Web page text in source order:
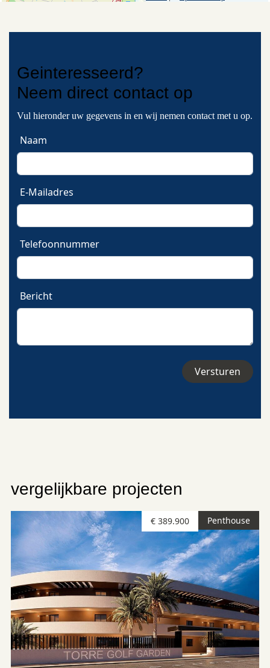
Geinteresseerd?
Neem direct contact op
Vul hieronder uw gegevens in en wij nemen contact met u op.
Naam
E-Mailadres
Telefoonnummer
Bericht
vergelijkbare projecten
Penthouse
€ 389.900